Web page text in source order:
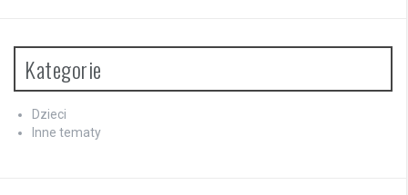
Kategorie
Dzieci
Inne tematy